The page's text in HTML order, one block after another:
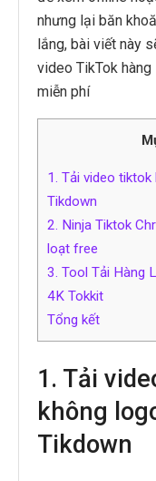
nhưng lại băn
lắng, bài viết này
video TikTok
miễn phí
1. Tải video
Tikdown
2. Ninja Tiktok
loạt free
3. Tool Tải Hàng
4K Tokkit
Tổng kết
1. Tải
không
Tikdown